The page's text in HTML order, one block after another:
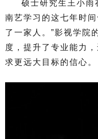
硕士研究生王小雨
南艺学习的这七年时
了一家人。”影视学院
度，提升了专业能力
求更远大目标的信心。